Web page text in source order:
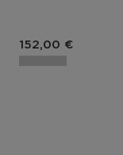
152,00 €